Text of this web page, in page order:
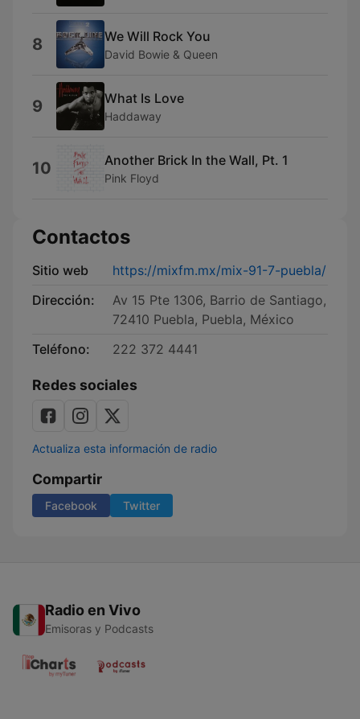
8 We Will Rock You
David Bowie & Queen
9 What Is Love
Haddaway
10 Another Brick In the Wall, Pt. 1
Pink Floyd
Contactos
Sitio web
https://mixfm.mx/mix-91-7-puebla/
Dirección:
Av 15 Pte 1306, Barrio de Santiago,
72410 Puebla, Puebla, México
Teléfono:
222 372 4441
Redes sociales
Actualiza esta información de radio
Compartir
Facebook Twitter
Radio en Vivo
Emisoras y Podcasts